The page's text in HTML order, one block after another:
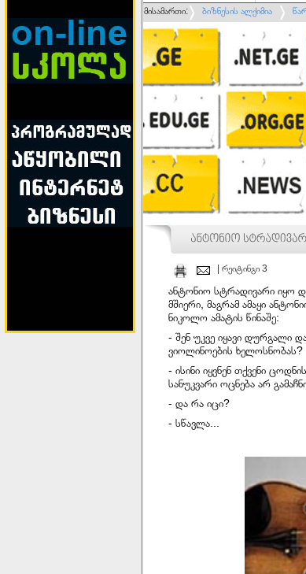
მისამართი: ბიზნესის ალქიმია
| რეიტინგი 3
ანტონიო სტრადივარი იყო
მშიერი, მაგრამ ამაყი
ნიკოლო ამატის წინაშე:
- შენ უკვე იყავი დურგალი
ვიოლინოების ხელოსნობას?
- ისინი იყვნენ თქვენი
სანუკვარი ოცნება არ
- და რა იცი?
- სწავლა...